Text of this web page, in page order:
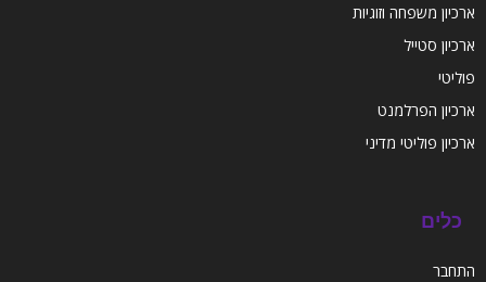
ארכיון משפחה וזוגיות
ארכיון סטייל
פוליטי
ארכיון הפרלמנט
ארכיון פוליטי מדיני
כלים
התחבר